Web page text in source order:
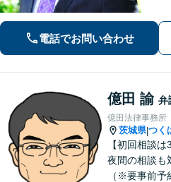
する
気軽
電話でお問い合わせ
億田 諭 弁
億田法律事務所
茨城県|つく
【初回相談
夜間の相談も
（※要事前予